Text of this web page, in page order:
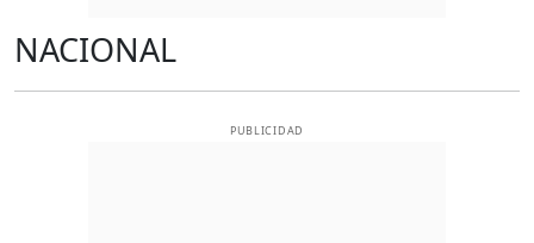
NACIONAL
PUBLICIDAD